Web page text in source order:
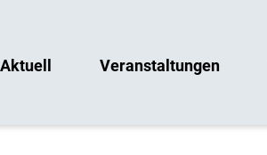
Aktuell Veranstaltungen